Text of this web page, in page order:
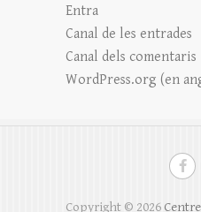
Entra
Canal de les entrades
Canal dels comentaris
WordPress.org (en
Copyright © 2026